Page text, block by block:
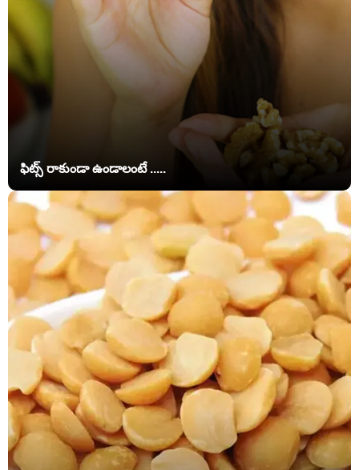
ఫిట్స్ రాకుండా ఉండాలంటే .....